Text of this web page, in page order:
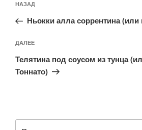
по
записям
Предыдущая
запись:
НАЗАД
Ньокки алла соррентина (или
Следующая
запись
ДАЛЕЕ
Телятина под соусом из тунца
Тоннато)